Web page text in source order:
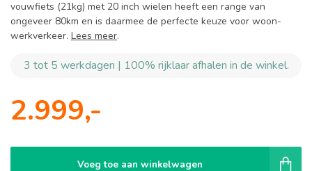
vouwfiets (21kg) met 20 inch wielen heeft een range van
ongeveer 80km en is daarmee de perfecte keuze voor woon-
werkverkeer. Lees meer.
3 tot 5 werkdagen | 100% rijklaar afhalen in de winkel.
2.999,-
Voeg toe aan winkelwagen